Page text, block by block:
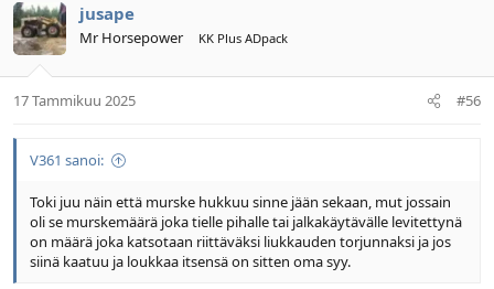
jusape
Mr Horsepower KK Plus ADpack
17 Tammikuu 2025 #56
V361 sanoi:
Toki juu näin että murske hukkuu sinne jään sekaan, mut jossain
oli se murskemäärä joka tielle pihalle tai jalkakäytävälle levitettynä
on määrä joka katsotaan riittäväksi liukkauden torjunnaksi ja jos
siinä kaatuu ja loukkaa itsensä on sitten oma syy.